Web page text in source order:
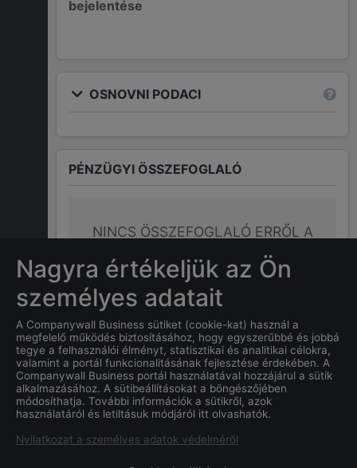
bejelentése
OSNOVNI PODACI
PÉNZÜGYI ÖSSZEFOGLALÓ
NINCS ÖSSZEFOGLALÓ ERRŐL A
GYAKRAN ISMÉTELT KÉRDÉSEK
Mi aViktonik Építő Bau Kft.
"f. a."cég alapításának
dátuma?
Nagyra értékeljük az Ön
személyes adatait
A Companywall Business sütiket (cookie-kat) használ a
megfelelő működés biztosításához, hogy egyszerűbbé és jobbá
tegye a felhasználói élményt, statisztikai és analitikai célokra,
valamint a portál funkcionalitásának fejlesztése érdekében. A
Companywall Business portál használatával hozzájárul a sütik
alkalmazásához. A sütibeállításokat a böngészőjében
módosíthatja. További információk a sütikről, azok
használatáról és letiltásuk módjáról itt olvashatók.
Nyilatkozat a személyes adatok védelméről